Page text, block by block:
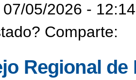
05/2026 - 12:14
Comparte:
Regional de